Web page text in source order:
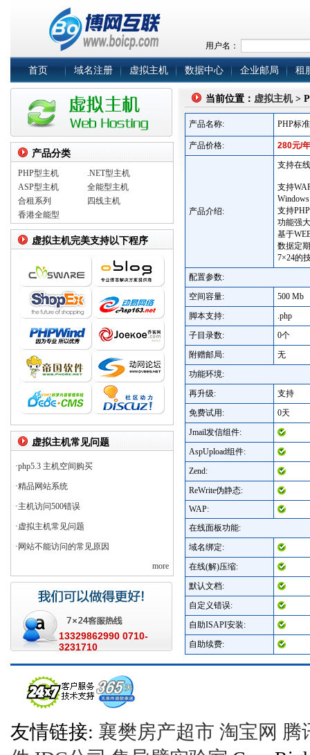
用户名：
首页 域名注册 虚拟主机 数据中心 企业邮局 租
产品分类
PHP型主机
.NET型主机
ASP型主机
全能型主机
合租系列
四线主机
香港全能型
虚拟主机完美支持以下程序
虚拟主机常见问题
·php5.3 主机空间购买
·精品网站系统
·主机访问500错误
·虚拟主机常见问题
· 网站不能访问的常见原因
more
13329862990 0710-
3231710
当前位置： 虚拟主机>
产品名称: PHP标
产品价格: 280元/年
产品介绍:
支持在
支持
支持
功能强
基于
数据定
7×24的
配置参数:
空间容量:
500 Mb
脚本支持:
.php
子目录数:
0个
附赠邮局:
无
功能环境:
再升级:
支持
免费试用:
0天
Jmail发信组件:
AspUpload组件:
Zend:
ReWrite伪静态:
WAP:
在线面板功能:
域名绑定:
在线(解)压缩:
默认文档:
自定义错误:
自助ISAPI安装:
自助续费:
友情链接: 襄樊房产超市 淘宝网 腾